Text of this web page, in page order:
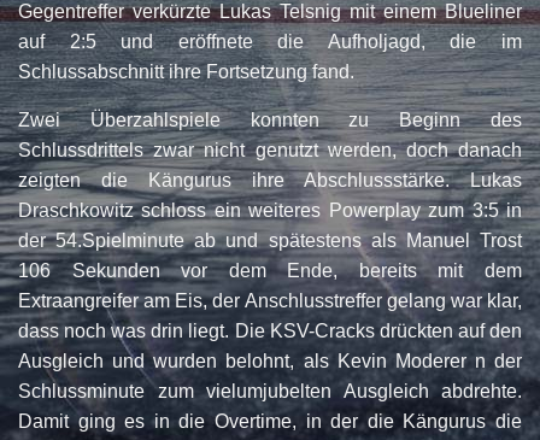
Gegentreffer verkürzte Lukas Telsnig mit einem Blueliner
auf 2:5 und eröffnete die Aufholjagd, die im
Schlussabschnitt ihre Fortsetzung fand.
Zwei Überzahlspiele konnten zu Beginn des
Schlussdrittels zwar nicht genutzt werden, doch danach
zeigten die Kängurus ihre Abschlussstärke. Lukas
Draschkowitz schloss ein weiteres Powerplay zum 3:5 in
der 54.Spielminute ab und spätestens als Manuel Trost
106 Sekunden vor dem Ende, bereits mit dem
Extraangreifer am Eis, der Anschlusstreffer gelang war klar,
dass noch was drin liegt. Die KSV-Cracks drückten auf den
Ausgleich und wurden belohnt, als Kevin Moderer n der
Schlussminute zum vielumjubelten Ausgleich abdrehte.
Damit ging es in die Overtime, in der die Kängurus die